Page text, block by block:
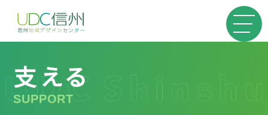
支える
SUPPORT